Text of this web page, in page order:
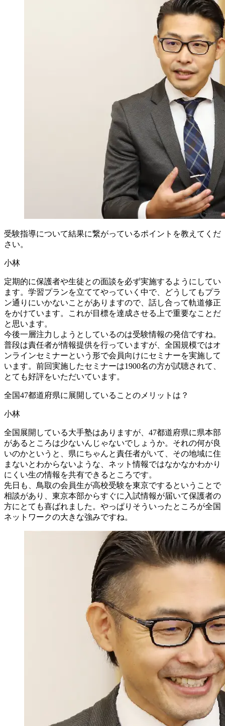
受験指導について結果に繋がっているポイントを教えてくだ
さい。
小林
定期的に保護者や生徒との面談を必ず実施するようにしてい
ます。学習プランを立ててやっていく中で、どうしてもプラ
ン通りにいかないことがありますので、話し合って軌道修正
をかけています。これが目標を達成させる上で重要なことだ
と思います。
今後一層注力しようとしているのは受験情報の発信ですね。
普段は責任者が情報提供を行っていますが、全国規模ではオ
ンラインセミナーという形で会員向けにセミナーを実施して
います。前回実施したセミナーは1900名の方が試聴されて、
とても好評をいただいています。
全国47都道府県に 展開している ことの メリットは？
小林
全国展開している大手塾はありますが、47都道府県に県本部
があるところは少ないんじゃないでしょうか。それの何が良
いのかというと、県にちゃんと責任者がいて、その地域に住
まないとわからないような、ネット情報ではなかなかわかり
にくい生の情報を共有できるところです。
先日も、鳥取の会員生が高校受験を東京でするということで
相談があり、東京本部からすぐに入試情報が届いて保護者の
方にとても喜ばれました。やっぱりそういったところが全国
ネットワークの大きな強みですね。